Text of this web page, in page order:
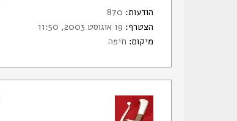
הודעות:
הצטרף:
מיקום: חיפה